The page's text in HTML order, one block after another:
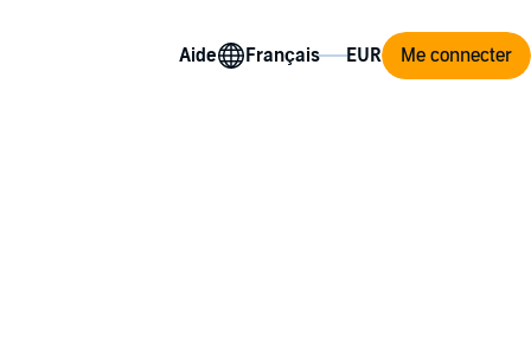
Aide Me connecter